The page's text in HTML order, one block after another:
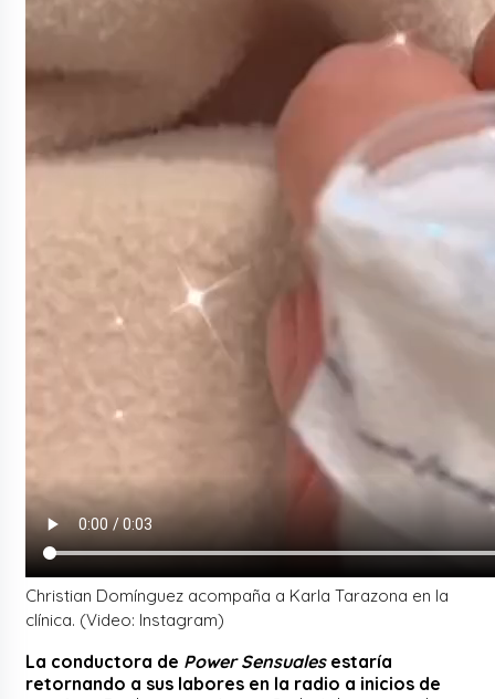
Christian Domínguez acompaña a Karla Tarazona en la
clínica. (Video: Instagram)
La conductora de Power Sensualesestaría
retornando a sus labores en la radio a inicios de